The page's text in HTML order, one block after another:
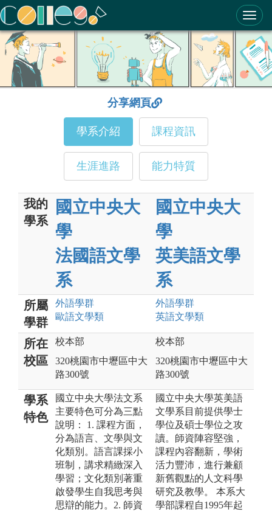
ColleGo! 大學選才與高中育才輔助系統
分享網頁
學系介紹 課程資訊
生涯進路 能力特質
我的
學系
國立中央大
學
法國語文學
系
國立中央大
學
英美語文學
系
所屬
學群
外語學群
歐語文學類
外語學群
英語文學類
所在
校區
校本部
320桃園市中壢區中大
路300號
校本部
320桃園市中壢區中大
路300號
學系
特色
國立中央大學法文系
主要特色可分為三點
說明： 1. 課程方面，
分為語言、文學與文
化類別。語言課採小
班制，講求精緻深入
學習；文化類別著重
啟發學生自我思考與
思辯的能力。2. 師資
國立中央大學英美語
文學系目前提供學士
學位及碩士學位之攻
讀。師資陣容堅強，
課程內容翻新，學術
活力豐沛，進行兼顧
新舊觀點的人文科學
研究及教學。 本系大
學部課程自1995年起